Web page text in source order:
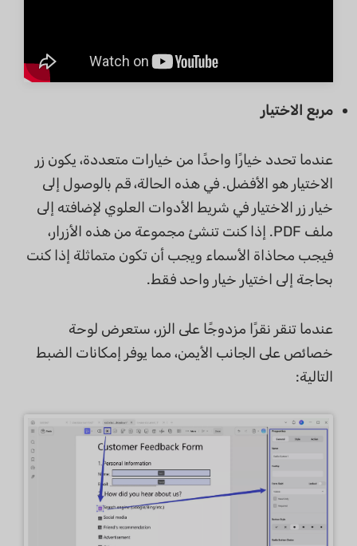
مربع الاختيار
عندما تحدد خيارًا واحدًا من خيارات متعددة، يكون زر
الاختيار هو الأفضل. في هذه الحالة، قم بالوصول إلى
خيار زر الاختيار في شريط الأدوات العلوي لإضافته إلى
ملف PDF. إذا كنت تنشئ مجموعة من هذه الأزرار،
فيجب محاذاة الأسماء ويجب أن تكون متماثلة إذا كنت
بحاجة إلى اختيار خيار واحد فقط.
عندما تنقر نقرًا مزدوجًا على الزر، ستعرض لوحة
خصائص على الجانب الأيمن، مما يوفر إمكانات الضبط
التالية: